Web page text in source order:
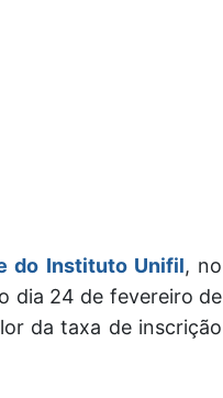
do Instituto Unifil, no
dia 24 de fevereiro de
da taxa de inscrição